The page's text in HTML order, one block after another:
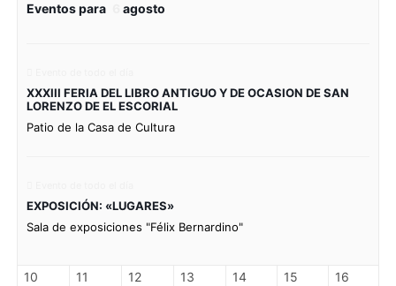
Eventos para agosto
XXXIII FERIA DEL LIBRO ANTIGUO Y DE OCASION DE SAN
LORENZO DE EL ESCORIAL
Patio de la Casa de Cultura
EXPOSICIÓN: «LUGARES»
Sala de exposiciones "Félix Bernardino"
10 11 12 13 14 15 16